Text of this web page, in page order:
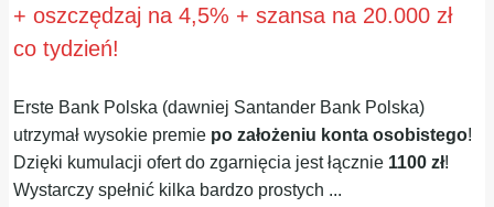
+ oszczędzaj na 4,5% + szansa na 20.000 zł
co tydzień!
Erste Bank Polska (dawniej Santander Bank Polska)
utrzymał wysokie premie po założeniu konta osobistego!
Dzięki kumulacji ofert do zgarnięcia jest łącznie 1100 zł!
Wystarczy spełnić kilka bardzo prostych ...